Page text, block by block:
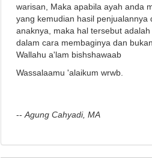
warisan, Maka apabila ayah anda
yang kemudian hasil penjualannya
anaknya, maka hal tersebut
dalam cara membaginya dan
Wallahu a'lam bishshawaab
Wassalaamu 'alaikum wrwb.
-- Agung Cahyadi, MA